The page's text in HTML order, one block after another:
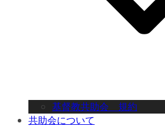
基督教共助会 規約
共助会について